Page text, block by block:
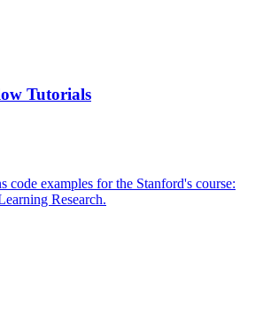
Tutorials
code examples for the Stanford's course:
Research.